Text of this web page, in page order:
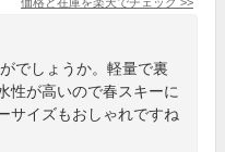
でしょうか。軽量で裏
性が高いので春スキーに
サイズもおしゃれですね